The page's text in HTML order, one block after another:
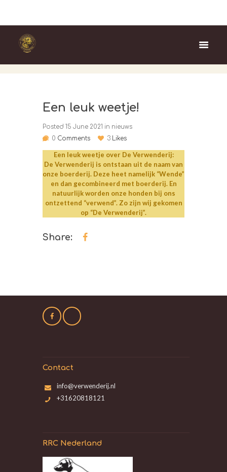
Een leuk weetje!
Posted 15 June 2021 in nieuws
0 Comments 3Likes
Een leuk weetje over De Verwenderij:
De Verwenderij is ontstaan uit de naam van
onze boerderij. Deze heet namelijk “Wende”
en dan gecombineerd met boerderij. En
natuurlijk worden onze honden bij ons
ontzettend “verwend”. Zo zijn wij gekomen
op “De Verwenderij”.
Share:
Contact
info@verwenderij.nl
+31620818121
RRC Nederland